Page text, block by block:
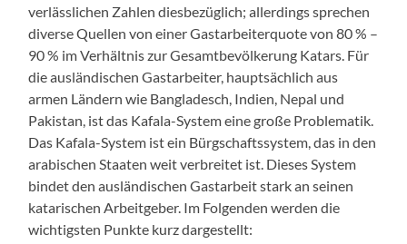
verlässlichen Zahlen diesbezüglich; allerdings sprechen
diverse Quellen von einer Gastarbeiterquote von80 % –
90 % im Verhältnis zur Gesamtbevölkerung Katars. Für
die ausländischen Gastarbeiter, hauptsächlich aus
armen Ländern wie Bangladesch, Indien, Nepal und
Pakistan, ist das Kafala-System eine große Problematik.
Das Kafala-System ist ein Bürgschaftssystem, das in den
arabischen Staaten weit verbreitet ist. Dieses System
bindet den ausländischen Gastarbeit stark an seinen
katarischen Arbeitgeber. Im Folgenden werden die
wichtigsten Punkte kurz dargestellt: